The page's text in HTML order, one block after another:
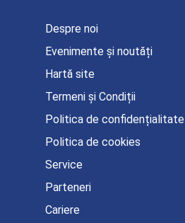
Despre noi
Evenimente și noutăți
Hartă site
Termeni și Condiții
Politica de confidențialitate
Politica de cookies
Service
Parteneri
Cariere